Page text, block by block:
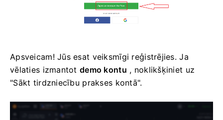
Apsveicam! Jūs esat veiksmīgi reģistrējies. Ja
vēlaties izmantotdemo kontu , noklikšķiniet uz
"Sākt tirdzniecību prakses kontā".